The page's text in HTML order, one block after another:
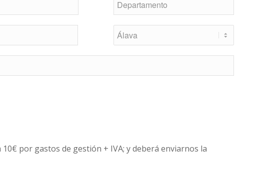
por gastos de gestión + IVA; y deberá enviarnos la